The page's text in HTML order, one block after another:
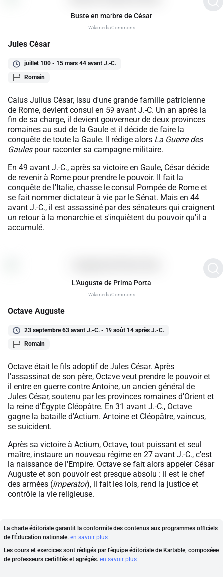
Buste en marbre de César
Wikimedia Commons
Jules César
juillet 100 - 15 mars 44 avant J.-C.
Romain
Caius Julius César, issu d'une grande famille patricienne
de Rome, devient consul en 59 avant J.-C. Un an après la
fin de sa charge, il devient gouverneur de deux provinces
romaines au sud de la Gaule et il décide de faire la
conquête de toute la Gaule. Il rédige alors La Guerre des
Gaulespour raconter sa campagne militaire.
En 49 avant J.-C., après sa victoire en Gaule, César décide
de revenir à Rome pour prendre le pouvoir. Il fait la
conquête de l'Italie, chasse le consul Pompée de Rome et
se fait nommer dictateur à vie par le Sénat. Mais en 44
avant J.-C., il est assassiné par des sénateurs qui craignent
un retour à la monarchie et s'inquiètent du pouvoir qu'il a
accumulé.
L'Auguste de Prima Porta
Wikimedia Commons
Octave Auguste
23 septembre 63 avant J.-C. - 19 août 14 après J.-C.
Romain
Octave était le fils adoptif de Jules César. Après
l'assassinat de son père, Octave veut prendre le pouvoir et
il entre en guerre contre Antoine, un ancien général de
Jules César, soutenu par les provinces romaines d'Orient et
la reine d'Égypte Cléopâtre. En 31 avant J.-C., Octave
gagne la bataille d'Actium. Antoine et Cléopâtre, vaincus,
se suicident.
Après sa victoire à Actium, Octave, tout puissant et seul
maître, instaure un nouveau régime en 27 avant J.-C., c'est
la naissance de l'Empire. Octave se fait alors appeler César
Auguste et son pouvoir est presque absolu : il est le chef
des armées (imperator), il fait les lois, rend la justice et
contrôle la vie religieuse.
La charte éditoriale garantit la conformité des contenus aux programmes officiels
de l'Éducation nationale. en savoir plus
Les cours et exercices sont rédigés par l'équipe éditoriale de Kartable, composéee
de professeurs certififés et agrégés. en savoir plus